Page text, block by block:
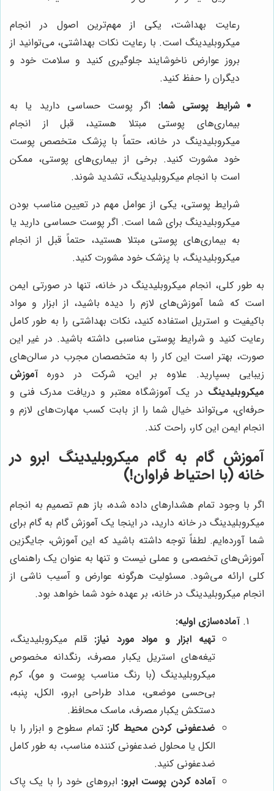
رعایت بهداشت، یکی از مهم‌ترین اصول در انجام
میکروبلیدینگ است. با رعایت نکات بهداشتی، می‌توانید از
بروز عوارض ناخوشایند جلوگیری کنید و سلامت خود و
دیگران را حفظ کنید.
شرایط پوستی شما: اگر پوست حساسی دارید یا به
بیماری‌های پوستی مبتلا هستید، قبل از انجام
میکروبلیدینگ در خانه، حتماً با پزشک متخصص پوست
خود مشورت کنید. برخی از بیماری‌های پوستی، ممکن
است با انجام میکروبلیدینگ، تشدید شوند.
شرایط پوستی، یکی از عوامل مهم در تعیین مناسب بودن
میکروبلیدینگ برای شما است. اگر پوست حساسی دارید یا
به بیماری‌های پوستی مبتلا هستید، حتماً قبل از انجام
میکروبلیدینگ، با پزشک خود مشورت کنید.
به طور کلی، انجام میکروبلیدینگ در خانه، تنها در صورتی ایمن
است که شما آموزش‌های لازم را دیده باشید، از ابزار و مواد
باکیفیت و استریل استفاده کنید، نکات بهداشتی را به طور کامل
رعایت کنید و شرایط پوستی مناسبی داشته باشید. در غیر این
صورت، بهتر است این کار را به متخصصان مجرب در سالن‌های
زیبایی بسپارید. علاوه بر این، شرکت در دورهآموزش
میکروبلیدینگ در یک آموزشگاه معتبر و دریافت مدرک فنی و
حرفه‌ای، می‌تواند خیال شما را از بابت کسب مهارت‌های لازم و
انجام ایمن این کار، راحت کند.
آموزش گام به گام میکروبلیدینگ ابرو در
خانه (با احتیاط فراوان!)
اگر با وجود تمام هشدارهای داده شده، باز هم تصمیم به انجام
میکروبلیدینگ در خانه دارید، در اینجا یک آموزش گام به گام برای
شما آورده‌ایم. لطفاً توجه داشته باشید که این آموزش، جایگزین
آموزش‌های تخصصی و عملی نیست و تنها به عنوان یک راهنمای
کلی ارائه می‌شود. مسئولیت هرگونه عوارض و آسیب ناشی از
انجام میکروبلیدینگ در خانه، بر عهده خود شما خواهد بود.
آماده‌سازی اولیه:
تهیه ابزار و مواد مورد نیاز: قلم میکروبلیدینگ،
تیغه‌های استریل یکبار مصرف، رنگدانه مخصوص
میکروبلیدینگ (با رنگ مناسب پوست و مو)، کرم
بی‌حسی موضعی، مداد طراحی ابرو، الکل، پنبه،
دستکش یکبار مصرف، ماسک محافظ.
ضدعفونی کردن محیط کار: تمام سطوح و ابزار را با
الکل یا محلول ضدعفونی کننده مناسب، به طور کامل
ضدعفونی کنید.
آماده کردن پوست ابرو: ابروهای خود را با یک پاک